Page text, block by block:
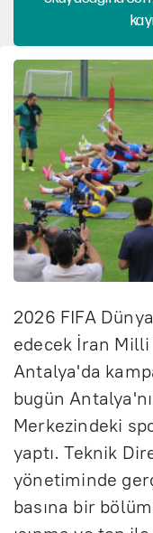
2026 FIFA
edecek İran Milli
Antalya'da
bugün
Merkezindeki
yaptı. Teknik
yönetiminde
basına bir